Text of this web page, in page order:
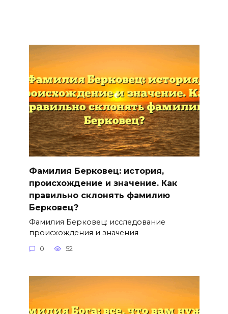
Фамилия Берковец: история,
происхождение и значение. Как
правильно склонять фамилию
Берковец?
Фамилия Берковец: исследование
происхождения и значения
0 52